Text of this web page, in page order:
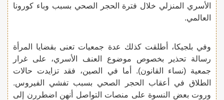
الأسري المنزلي خلال فترة الحجر الصحي بسبب وباء كورونا
العالمي.
وفي بلجيكا، أطلقت كذلك عدة جمعيات تعنى بقضايا المرأة
رسالة تحذير بخصوص موضوع العنف الأسري، على غرار
جمعية (نساء القانون). أما في الصين، فقد تزايدت حالات
الطلاق في أعقاب الحجر الصحي بسبب تفشي الفيروس.
وروت بعض النسوة على منصات التواصل أنهن اضطررن إلى